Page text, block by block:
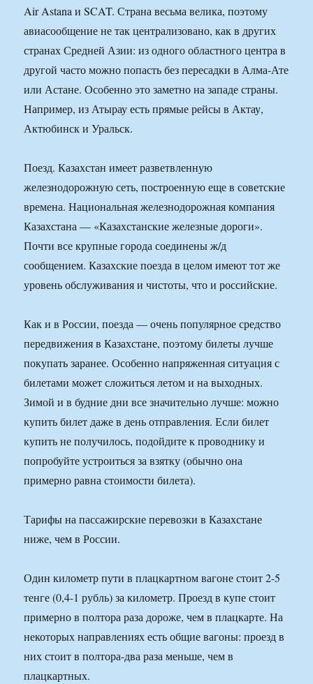
Air Astana и SCAT. Страна весьма велика, поэтому
авиасообщение не так централизовано, как в других
странах Средней Азии: из одного областного центра в
другой часто можно попасть без пересадки в Алма-Ате
или Астане. Особенно это заметно на западе страны.
Например, из Атырау есть прямые рейсы в Актау,
Актюбинск и Уральск.
Поезд. Казахстан имеет разветвленную
железнодорожную сеть, построенную еще в советские
времена. Национальная железнодорожная компания
Казахстана — «Казахстанские железные дороги».
Почти все крупные города соединены ж/д
сообщением. Казахские поезда в целом имеют тот же
уровень обслуживания и чистоты, что и российские.
Как и в России, поезда — очень популярное средство
передвижения в Казахстане, поэтому билеты лучше
покупать заранее. Особенно напряженная ситуация с
билетами может сложиться летом и на выходных.
Зимой и в будние дни все значительно лучше: можно
купить билет даже в день отправления. Если билет
купить не получилось, подойдите к проводнику и
попробуйте устроиться за взятку (обычно она
примерно равна стоимости билета).
Тарифы на пассажирские перевозки в Казахстане
ниже, чем в России.
Один километр пути в плацкартном вагоне стоит 2-5
тенге (0,4-1 рубль) за километр. Проезд в купе стоит
примерно в полтора раза дороже, чем в плацкарте. На
некоторых направлениях есть общие вагоны: проезд в
них стоит в полтора-два раза меньше, чем в
плацкартных.